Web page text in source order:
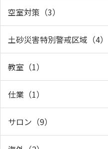
空室対策（3）
土砂災害特別警戒区域（4）
教室（1）
仕業（1）
サロン（9）